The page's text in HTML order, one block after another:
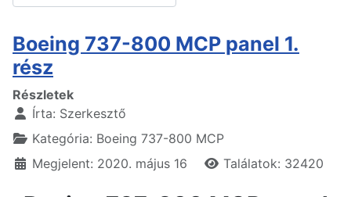
Boeing 737-800 MCP panel 1.
rész
Részletek
Írta: Szerkesztő
Kategória: Boeing 737-800 MCP
Megjelent: 2020. május 16
Találatok: 32420